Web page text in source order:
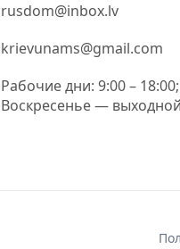
rusdom@inbox.lv
krievunams@gmail.com
Рабочие дни: 9:00 –
Воскресенье —